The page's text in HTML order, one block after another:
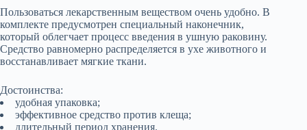
Пользоваться лекарственным веществом очень удобно. В
комплекте предусмотрен специальный наконечник,
который облегчает процесс введения в ушную раковину.
Средство равномерно распределяется в ухе животного и
восстанавливает мягкие ткани.
Достоинства:
удобная упаковка;
эффективное средство против клеща;
длительный период хранения.